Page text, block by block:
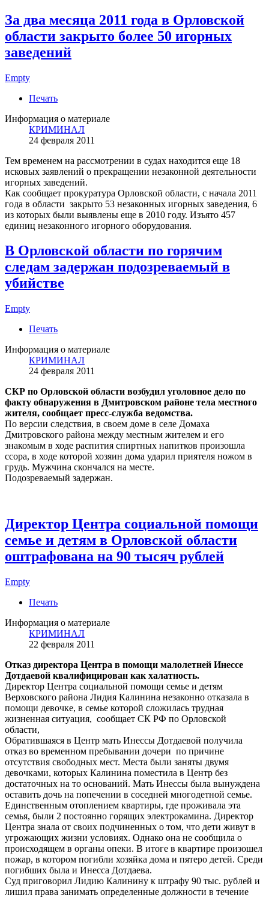
За два месяца 2011 года в Орловской
области закрыто более 50 игорных
заведений
Empty
Печать
Информация о материале
КРИМИНАЛ
24 февраля 2011
Тем временем на рассмотрении в судах находится еще 18
исковых заявлений о прекращении незаконной деятельности
игорных заведений.
Как сообщает прокуратура Орловской области, с начала 2011
года в области закрыто 53 незаконных игорных заведения, 6
из которых были выявлены еще в 2010 году. Изъято 457
единиц незаконного игорного оборудования.
В Орловской области по горячим
следам задержан подозреваемый в
убийстве
Empty
Печать
Информация о материале
КРИМИНАЛ
24 февраля 2011
СКР по Орловской области возбудил уголовное дело по
факту обнаружения в Дмитровском районе тела местного
жителя, сообщает пресс-служба ведомства.
По версии следствия, в своем доме в селе Домаха
Дмитровского района между местным жителем и его
знакомым в ходе распития спиртных напитков произошла
ссора, в ходе которой хозяин дома ударил приятеля ножом в
грудь. Мужчина скончался на месте.
Подозреваемый задержан.
Директор Центра социальной помощи
семье и детям в Орловской области
оштрафована на 90 тысяч рублей
Empty
Печать
Информация о материале
КРИМИНАЛ
22 февраля 2011
Отказ директора Центра в помощи малолетней Инессе
Дотдаевой квалифицирован как халатность.
Директор Центра социальной помощи семье и детям
Верховского района Лидия Калинина незаконно отказала в
помощи девочке, в семье которой сложилась трудная
жизненная ситуация, сообщает СК РФ по Орловской
области,
Обратившаяся в Центр мать Инессы Дотдаевой получила
отказ во временном пребывании дочери по причине
отсутствия свободных мест. Места были заняты двумя
девочками, которых Калинина поместила в Центр без
достаточных на то оснований. Мать Инессы была вынуждена
оставить дочь на попечении в соседней многодетной семье.
Единственным отоплением квартиры, где проживала эта
семья, были 2 постоянно горящих электрокамина. Директор
Центра знала от своих подчиненных о том, что дети живут в
угрожающих жизни условиях. Однако она не сообщила о
происходящем в органы опеки. В итоге в квартире произошел
пожар, в котором погибли хозяйка дома и пятеро детей. Среди
погибших была и Инесса Дотдаева.
Суд приговорил Лидию Калинину к штрафу 90 тыс. рублей и
лишил права занимать определенные должности в течение